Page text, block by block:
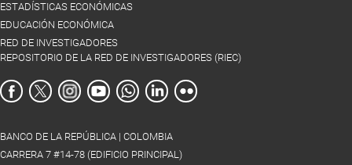
ESTADÍSTICAS ECONÓMICAS
EDUCACIÓN ECONÓMICA
RED DE INVESTIGADORES
REPOSITORIO DE LA RED DE INVESTIGADORES (RIEC)
BANCO DE LA REPÚBLICA | COLOMBIA
CARRERA 7 #14-78 (EDIFICIO PRINCIPAL)